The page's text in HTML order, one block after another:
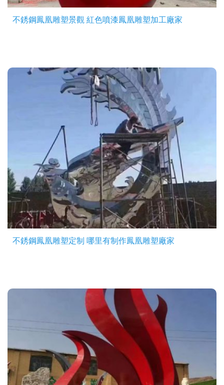
不銹鋼鳳凰雕塑景觀 紅色噴漆鳳凰雕塑加工廠家
不銹鋼鳳凰雕塑定制 哪里有制作鳳凰雕塑廠家